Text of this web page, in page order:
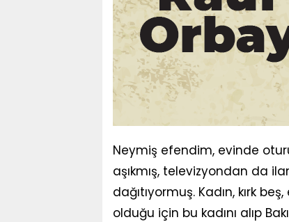
Neymiş efendim, evinde
aşıkmış, televizyondan da
dağıtıyormuş. Kadın, kırk
olduğu için bu kadını alıp